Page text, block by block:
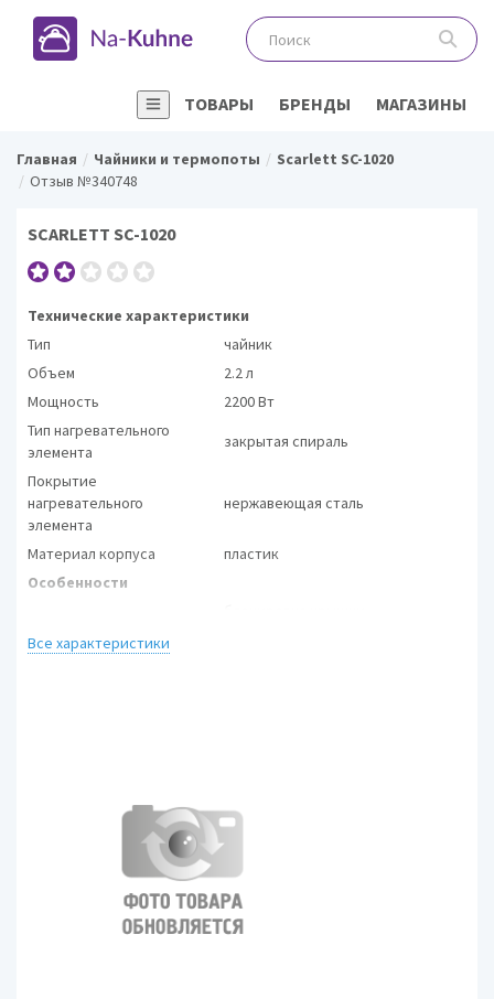
ТОВАРЫ БРЕНДЫ МАГАЗИНЫ
Главная Чайники и термопоты
Scarlett SC-1020
Отзыв №340748
SCARLETT SC-1020
Технические характеристики
Тип
чайник
Объем
2.2 л
Мощность
2200 Вт
Тип нагревательного
элемента
закрытая спираль
Покрытие
нагревательного
элемента
нержавеющая сталь
Материал корпуса
пластик
Особенности
Подсветка воды при
есть
Размеры (ШхВхГ)
21x24.7x17 см
1.23 кг
Все характеристики